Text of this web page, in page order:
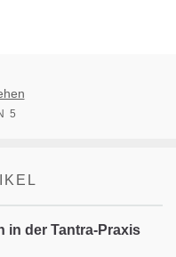
5
in der Tantra-Praxis